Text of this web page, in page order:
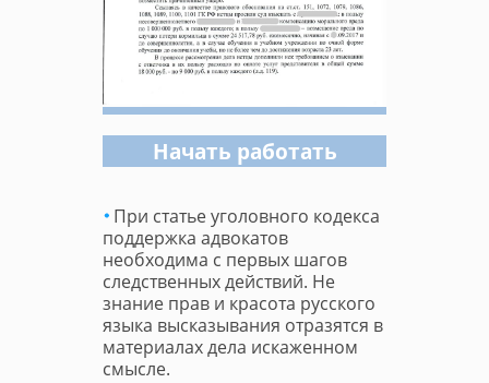
Начать работать
При статье уголовного кодекса
поддержка адвокатов
необходима с первых шагов
следственных действий. Не
знание прав и красота русского
языка высказывания отразятся в
материалах дела искаженном
смысле.